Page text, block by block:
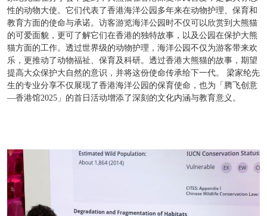
性的动物大使。它们代表了香港海洋公园多年来在动物护理、保育和
教育方面的使命与承诺。访客游览海洋公园时不仅可以欣赏到大熊猫
的可爱面貌，更可了解它们在香港的独特故事，以及公园在保护大熊
猫方面的工作。透过世界级的动物护理，海洋公园不仅为游客带来欢
乐，更推动了动物福祉、保育及科研。透过香港大熊猫的故事，期望
提高大众保护大自然的意识，并将这份使命传承给下一代。 梁家纶先
生的专业分享不仅展现了香港海洋公园的保育使命，也为「腾飞创意
—香港馆2025」的首日活动增添了深刻的文化内涵与教育意义。